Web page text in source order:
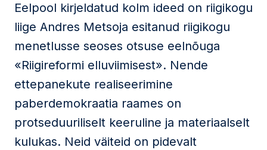
Eelpool kirjeldatud kolm ideed on riigikogu
liige Andres Metsoja esitanud riigikogu
menetlusse seoses otsuse eelnõuga
«Riigireformi elluviimisest». Nende
ettepanekute realiseerimine
paberdemokraatia raames on
protseduuriliselt keeruline ja materiaalselt
kulukas. Neid väiteid on pidevalt